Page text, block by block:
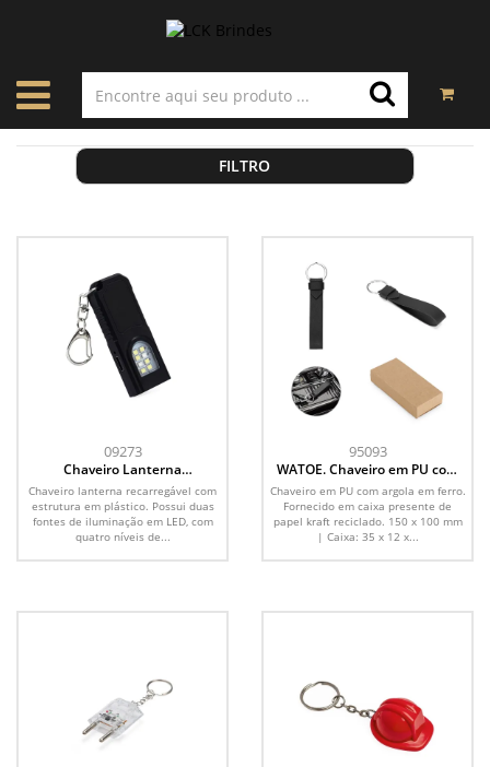
FILTRO
09273
Chaveiro Lanterna
Chaveiro lanterna recarregável com
estrutura em plástico. Possui duas
fontes de iluminação em LED, com
quatro níveis de...
95093
WATOE. Chaveiro em PU com
argola
Chaveiro em PU com argola em ferro.
Fornecido em caixa presente de
papel kraft reciclado. 150 x 100 mm
| Caixa: 35 x 12 x...